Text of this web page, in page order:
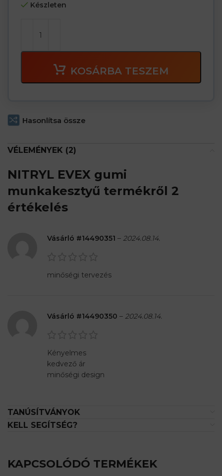
Készleten
KOSÁRBA TESZEM
Hasonlítsa össze
VÉLEMÉNYEK (2)
NITRYL EVEX gumi
munkakesztyű termékről 2
értékelés
Vásárló #14490351 – 2024.08.14.
minőségi tervezés
Vásárló #14490350 – 2024.08.14.
Kényelmes
kedvező ár
minőségi design
TANÚSÍTVÁNYOK
KELL SEGÍTSÉG?
KAPCSOLÓDÓ TERMÉKEK